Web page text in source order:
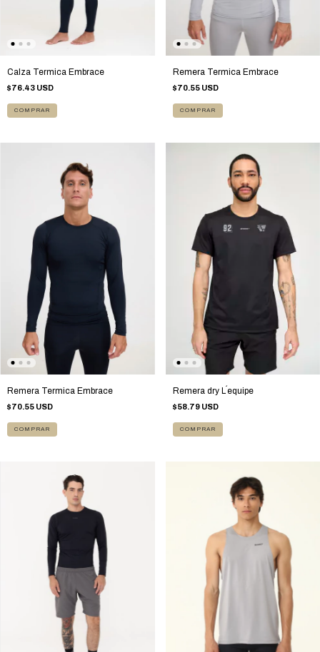
Calza Termica Embrace
$76.43 USD
COMPRAR
Remera Termica Embrace
$70.55 USD
COMPRAR
Remera Termica Embrace
$70.55 USD
COMPRAR
Remera dry L´equipe
$58.79 USD
COMPRAR